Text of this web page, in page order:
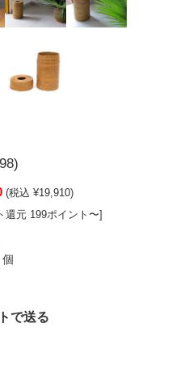
(税込 ¥19,910)
還元 199ポイント〜]
個
で送る